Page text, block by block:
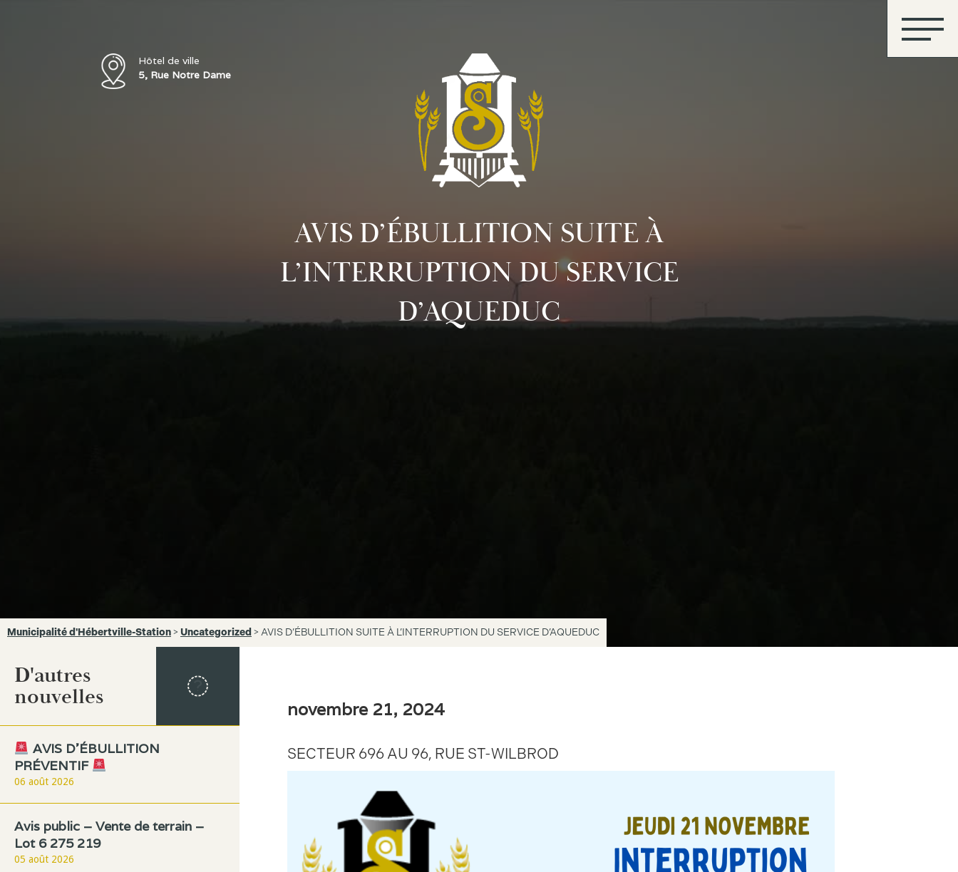
Hôtel de ville
5, Rue Notre Dame
AVIS D’ÉBULLITION SUITE À
L’INTERRUPTION DU SERVICE
D’AQUEDUC
Municipalité d'Hébertville-Station> Uncategorized > AVIS D’ÉBULLITION SUITE À L’INTERRUPTION DU SERVICE D’AQUEDUC
D'autres
nouvelles
AVIS D’ÉBULLITION
PRÉVENTIF
06 août 2026
Avis public – Vente de terrain –
Lot 6 275 219
05 août 2026
novembre 21, 2024
SECTEUR 696 AU 96, RUE ST-WILBROD